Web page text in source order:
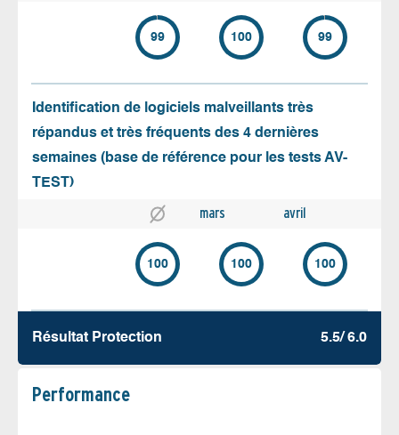
99 100 99
Identification de logiciels malveillants très
répandus et très fréquents des 4 dernières
semaines (base de référence pour les tests AV-
TEST)
mars avril
100 100 100
Résultat Protection 5.5/ 6.0
Performance